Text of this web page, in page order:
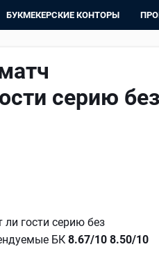
БУКМЕКЕРСКИЕ КОНТОРЫ
серию без
гости серию без
БК 8.67/10 8.50/10